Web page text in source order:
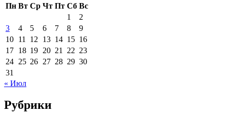
Пн Вт Ср Чт Пт Сб Вс
1
2
3
4 5 6 7 8
9
10 11 12 13 14 15 16
17 18 19 20 21 22 23
24 25 26 27 28 29 30
31
« Июл
Рубрики